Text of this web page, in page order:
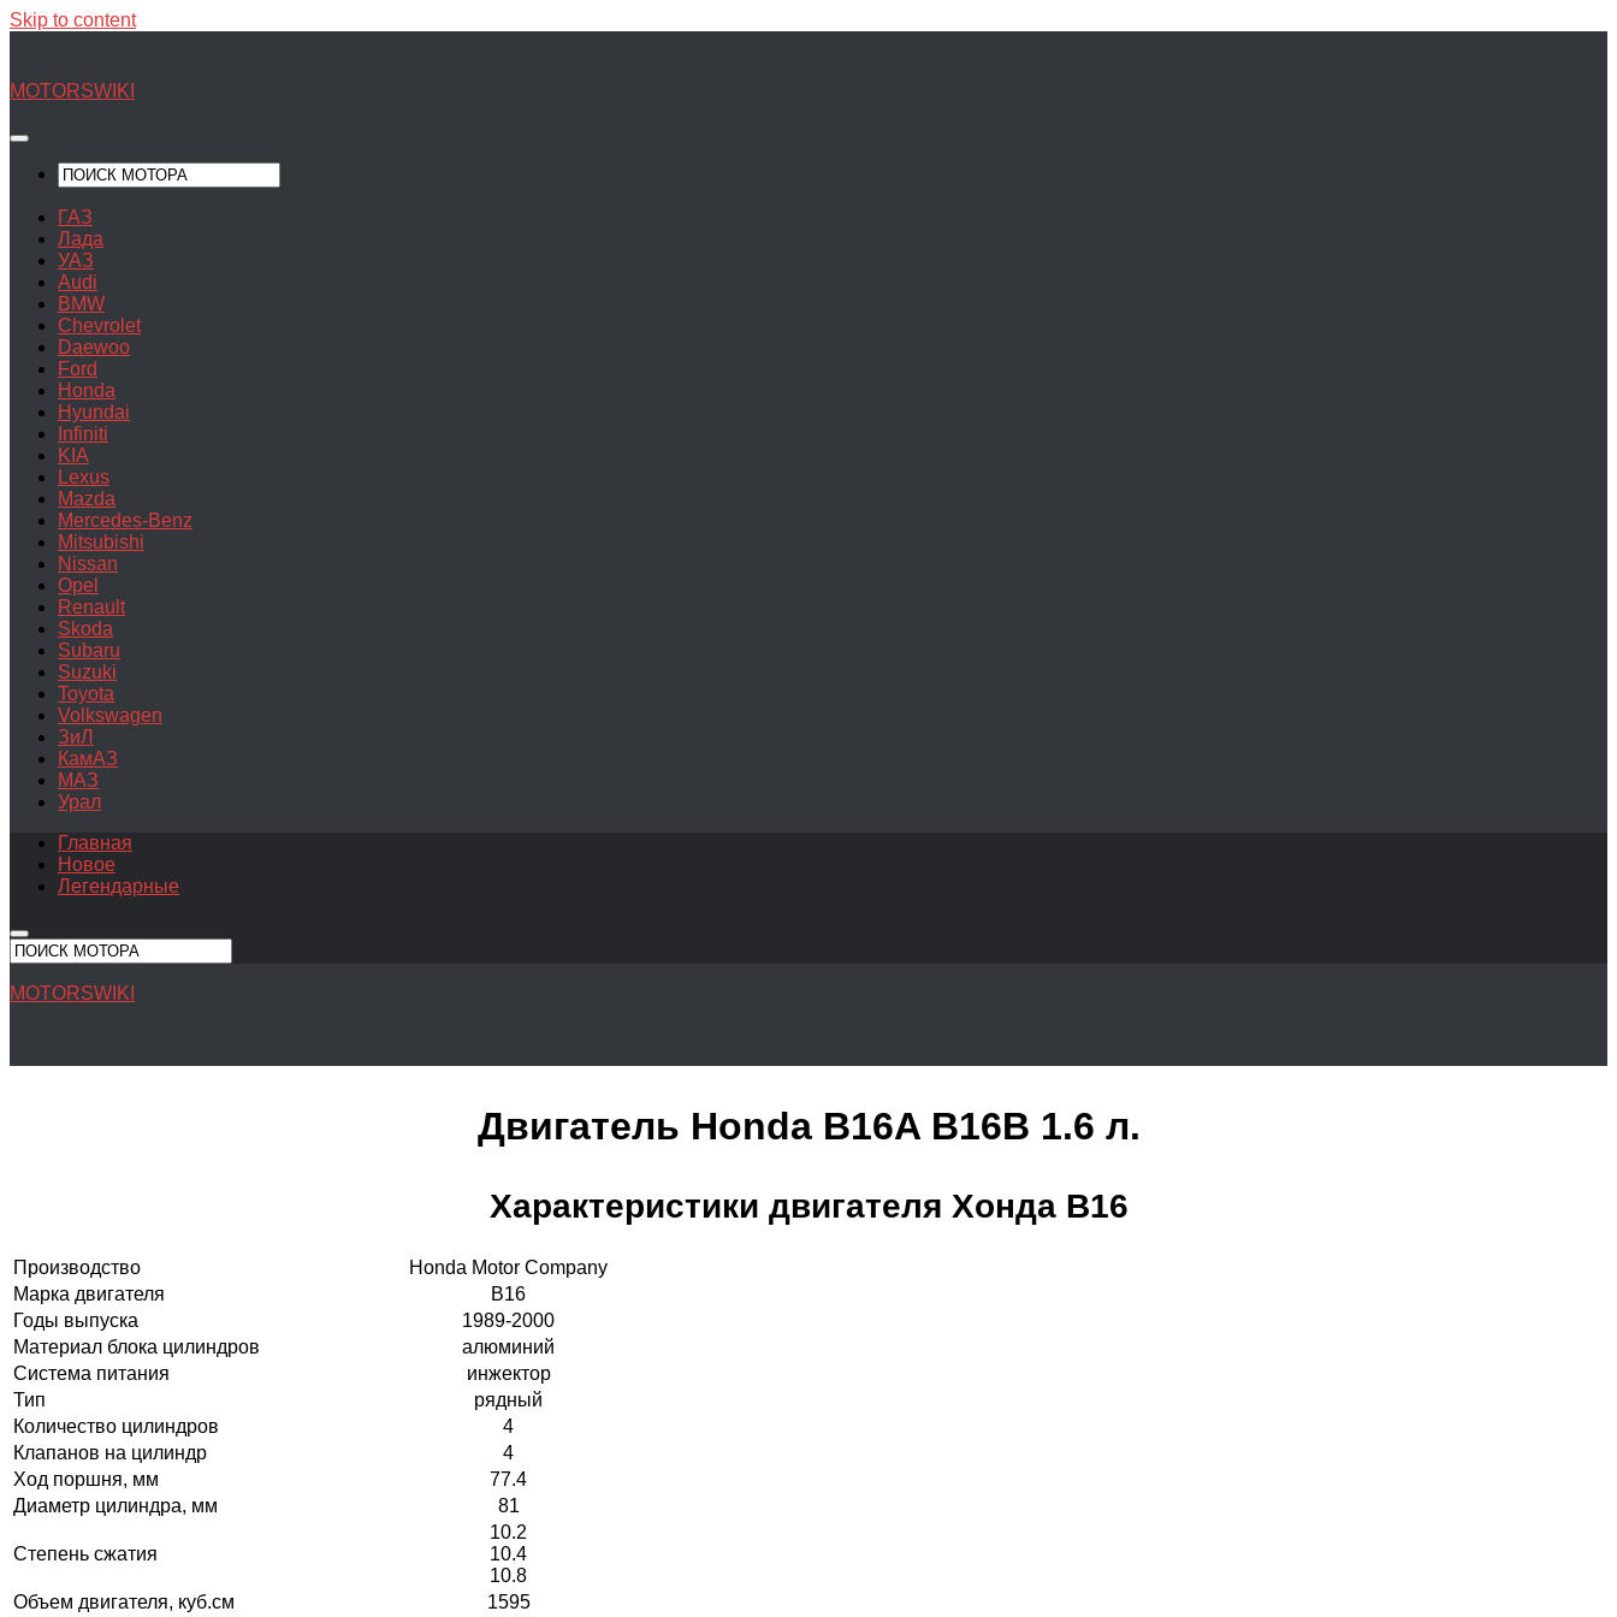
Skip to content
MOTORSWIKI
ГАЗ
Лада
УАЗ
Audi
BMW
Chevrolet
Daewoo
Ford
Honda
Hyundai
Infiniti
KIA
Lexus
Mazda
Mercedes-Benz
Mitsubishi
Nissan
Opel
Renault
Skoda
Subaru
Suzuki
Toyota
Volkswagen
ЗиЛ
КамАЗ
МАЗ
Урал
Главная
Новое
Легендарные
MOTORSWIKI
Двигатель Honda B16A B16B 1.6 л.
Характеристики двигателя Хонда B16
Производство
Honda Motor Company
Марка двигателя
B16
Годы выпуска
1989-2000
Материал блока цилиндров
алюминий
Система питания
инжектор
Тип
рядный
Количество цилиндров
4
Клапанов на цилиндр
4
Ход поршня, мм
77.4
Диаметр цилиндра, мм
81
Степень сжатия
10.2
10.4
10.8
Объем двигателя, куб.см
1595